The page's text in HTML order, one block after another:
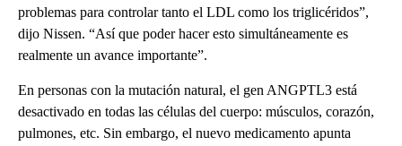
problemas para controlar tanto el LDL como los triglicéridos”,
dijo Nissen. “Así que poder hacer esto simultáneamente es
realmente un avance importante”.
En personas con la mutación natural, el gen ANGPTL3 está
desactivado en todas las células del cuerpo: músculos, corazón,
pulmones, etc. Sin embargo, el nuevo medicamento apunta